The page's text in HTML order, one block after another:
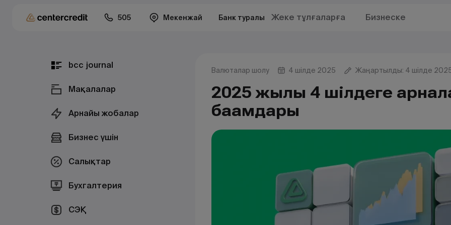
505 Мекенжай Банк туралы Жеке тұлғаларға Бизнеске
bcc journal
Мақалалар
Арнайы жобалар
Бизнес үшін
Салықтар
Бухгалтерия
СЭҚ
Валюталар шолу 4 шілде 2025 Жаңартылды: 4 шілде
2025 жылғы 4 шілдеге
бағамдары